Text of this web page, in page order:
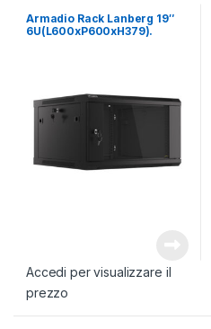
Armadio Rack Lanberg 19″
6U(L600xP600xH379).
Accedi per visualizzare il
prezzo